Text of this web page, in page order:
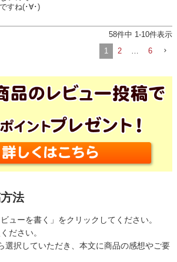
すね(･∀･)
58件中 1-10件表示
1
2 6
法
ューを書く」をクリックしてください。
ださい。
選択していただき、本文に商品の感想やご要